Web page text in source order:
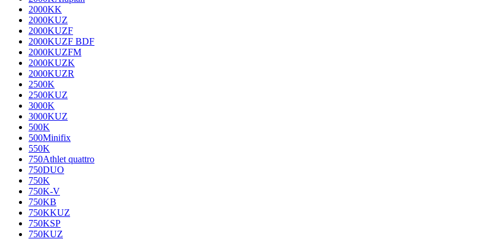
2000KK
2000KUZ
2000KUZF
2000KUZF BDF
2000KUZFM
2000KUZK
2000KUZR
2500K
2500KUZ
3000K
3000KUZ
500K
500Minifix
550K
750Athlet quattro
750DUO
750K
750K-V
750KB
750KKUZ
750KSP
750KUZ